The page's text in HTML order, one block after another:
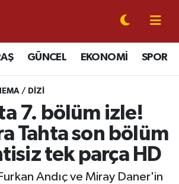
GÜNCEL EKONOMİ SPOR
/ DIZI
7. bölüm izle!
Tahta son bölüm
tek parça HD
Andıç ve Miray Daner'in
Nöbetçi Eczaneler
Hava Durumu
Namaz Vakitleri
Trafik Yoğunluk Haritası
Durumu ve Fikstür